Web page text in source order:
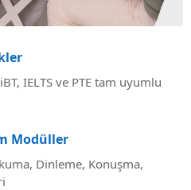
IELTS ve PTE tam uyumlu
Modüller
Dinleme, Konuşma,